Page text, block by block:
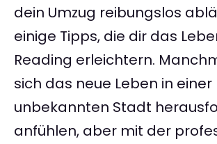
dein Umzug reibungslos
einige Tipps, die dir das
Reading erleichtern.
sich das neue Leben in einer
unbekannten Stadt
anfühlen, aber mit der